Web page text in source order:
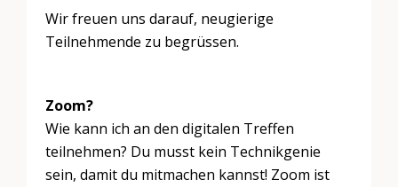
Wir freuen uns darauf, neugierige
Teilnehmende zu begrüssen.
Zoom?
Wie kann ich an den digitalen Treffen
teilnehmen? Du musst kein Technikgenie
sein, damit du mitmachen kannst! Zoom ist